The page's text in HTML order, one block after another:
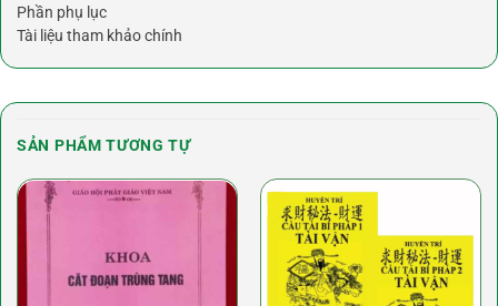
Phần phụ lục
Tài liệu tham khảo chính
SẢN PHẨM TƯƠNG TỰ